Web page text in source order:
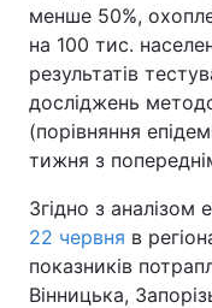
менше 50%,
на 100 тис.
результатів
досліджень
(порівняння
тижня з
Згідно з аналізом
22 червня в
показників
Вінницька,